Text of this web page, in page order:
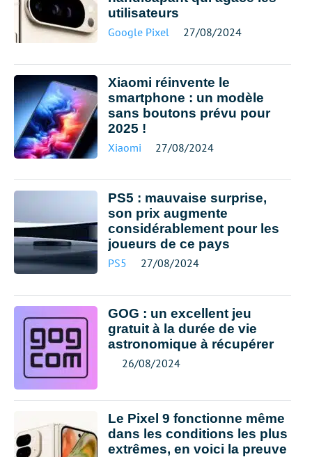
utilisateurs
Google Pixel 27/08/2024
Xiaomi réinvente le
smartphone : un modèle
sans boutons prévu pour
2025 !
Xiaomi 27/08/2024
PS5 : mauvaise surprise,
son prix augmente
considérablement pour les
joueurs de ce pays
PS5 27/08/2024
GOG : un excellent jeu
gratuit à la durée de vie
astronomique à récupérer
26/08/2024
Le Pixel 9 fonctionne même
dans les conditions les plus
extrêmes, en voici la preuve